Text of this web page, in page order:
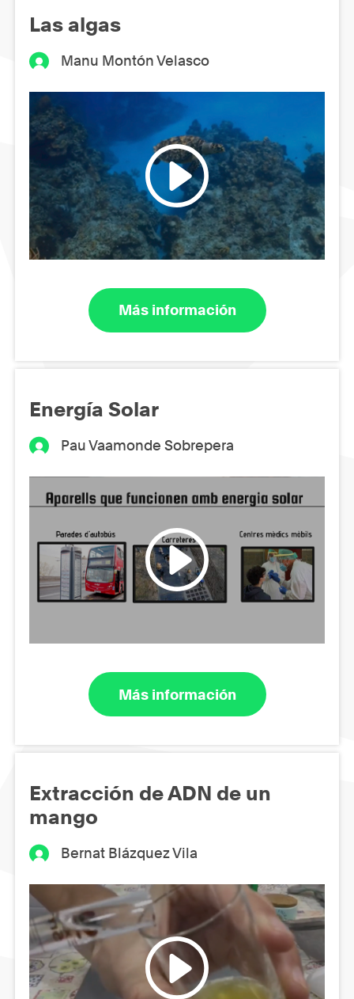
Las algas
Manu Montón Velasco
Más información
Energía Solar
Pau Vaamonde Sobrepera
Más información
Extracción de ADN de un
mango
Bernat Blázquez Vila